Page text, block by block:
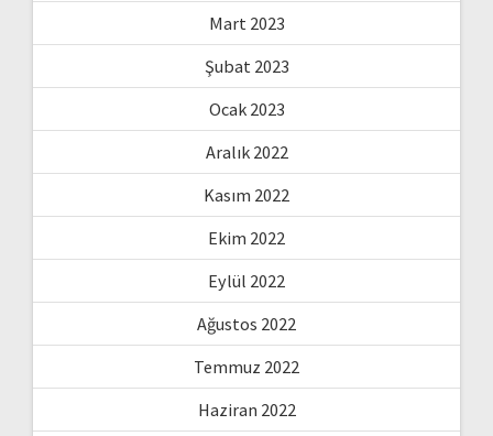
Mart 2023
Şubat 2023
Ocak 2023
Aralık 2022
Kasım 2022
Ekim 2022
Eylül 2022
Ağustos 2022
Temmuz 2022
Haziran 2022